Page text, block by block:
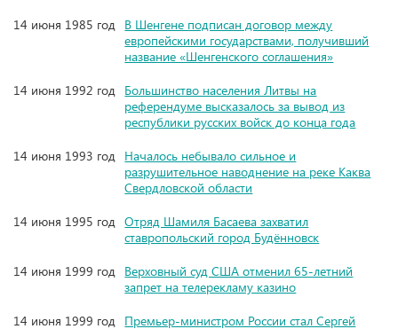
14 июня 1985 год В Шенгене подписан договор между
европейскими государствами, получивший
название «Шенгенского соглашения»
14 июня 1992 год Большинство населения Литвы на
референдуме высказалось за вывод из
республики русских войск до конца года
14 июня 1993 год Началось небывало сильное и
разрушительное наводнение на реке Каква
Свердловской области
14 июня 1995 год Отряд Шамиля Басаева захватил
ставропольский город Будённовск
14 июня 1999 год Верховный суд США отменил 65-летний
запрет на телерекламу казино
14 июня 1999 год Премьер-министром России стал Сергей